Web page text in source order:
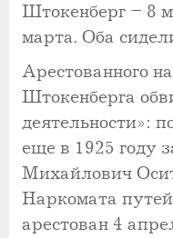
Штокенберг – 8
марта. Оба
Арестованного
Штокенберга
деятельности»:
еще в 1925 году
Михайлович
Наркомата
арестован 4